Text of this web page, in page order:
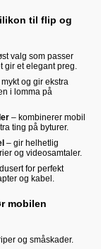
til flip og
valg som passer
gir et elegant preg.
og gir ekstra
i lomma på
– kombinerer mobil
ting på byturer.
– gir helhetlig
og videosamtaler.
for perfekt
og kabel.
mobilen
og småskader.